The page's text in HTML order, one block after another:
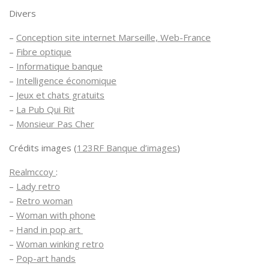
Divers
– Conception site internet Marseille, Web-France
– Fibre optique
– Informatique banque
– Intelligence économique
– Jeux et chats gratuits
– La Pub Qui Rit
– Monsieur Pas Cher
Crédits images (123RF Banque d’images)
Realmccoy :
– Lady retro
– Retro woman
– Woman with phone
– Hand in pop art
– Woman winking retro
– Pop-art hands